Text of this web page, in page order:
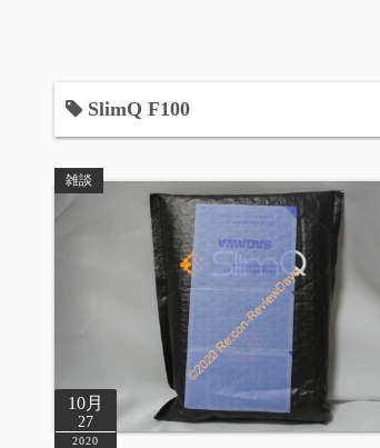
SlimQ F100
雑談
10月
27
2020